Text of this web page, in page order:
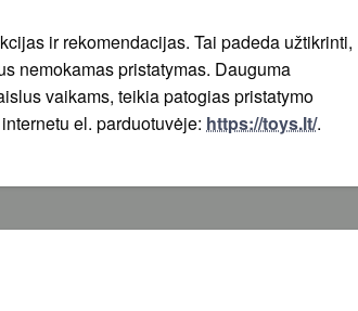
ir rekomendacijas. Tai padeda užtikrinti,
nemokamas pristatymas. Dauguma
vaikams, teikia patogias pristatymo
el. parduotuvėje: https://toys.lt/.